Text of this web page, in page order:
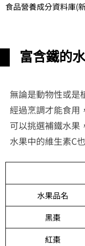
食品營養成分資料庫(
富含鐵的
無論是動物性或是
經過烹調才能食用
可以挑選補鐵水果
水果中的維生素C
水果品名
黑棗
紅棗